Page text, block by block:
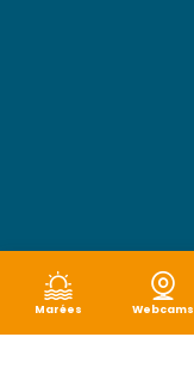
Marées Webcams